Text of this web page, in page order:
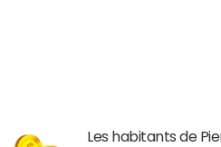
Les habitants de